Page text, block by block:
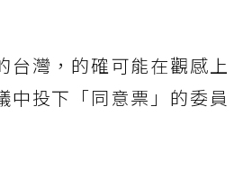
台灣，的確可能在觀感上
中投下「同意票」的委員